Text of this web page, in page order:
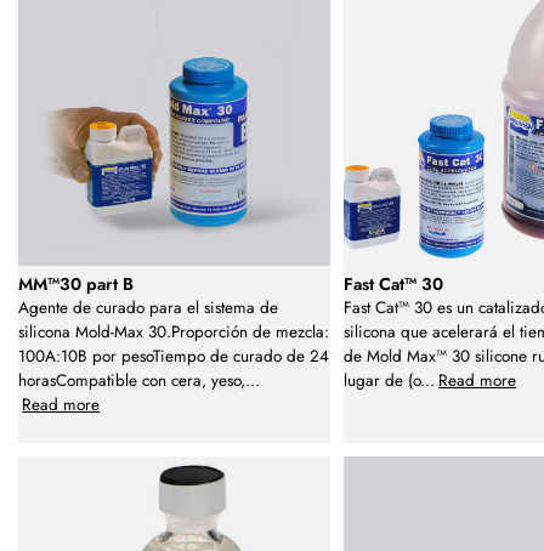
MM™30 part B
Agente de curado para el sistema de
silicona Mold-Max 30.Proporción de mezcla:
100A:10B por pesoTiempo de curado de 24
horasCompatible con cera, yeso,...
Read more
Fast Cat™ 30
Fast Cat™ 30 es un
silicona que acelerará el
de Mold Max™ 30 silicone
lugar de (o... Read more